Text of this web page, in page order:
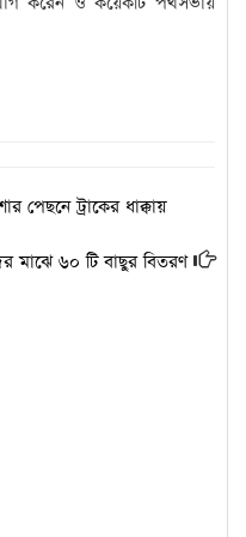
পেছনে ট্রাকের ধাক্কায়
মাঝে ৬০ টি বাছুর বিতরণ